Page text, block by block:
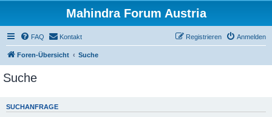
Mahindra Forum Austria
FAQ Kontakt Anmelden
Registrieren
Foren-Übersicht Suche
Suche
SUCHANFRAGE